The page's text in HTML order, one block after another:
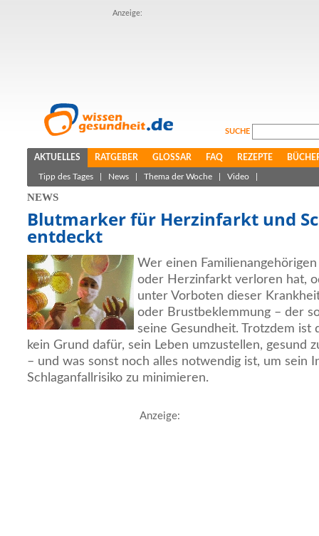
Anzeige:
SUCHE
AKTUELLES RATGEBER GLOSSAR FAQ REZEPTE
Tipp des Tages News Thema der Woche Video
NEWS
Blutmarker für Herzinfarkt und
entdeckt
Wer einen
oder Herzinfarkt verloren hat,
unter Vorboten dieser
oder Brustbeklemmung – der
seine Gesundheit. Trotzdem ist
kein Grund dafür, sein Leben umzustellen, gesund
– und was sonst noch alles notwendig ist, um sein
Schlaganfallrisiko zu minimieren.
Anzeige: